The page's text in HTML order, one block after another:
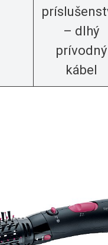
– dlhý
prívodný
kábel